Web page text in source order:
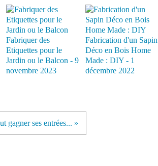
Fabriquer des
Etiquettes pour le
Jardin ou le Balcon - 9
novembre 2023
Fabrication d'un Sapin
Déco en Bois Home
Made : DIY - 1
décembre 2022
gagner ses entrées... »